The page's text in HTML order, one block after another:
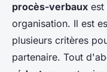
procès-verbaux est
organisation. Il est
plusieurs critères
partenaire. Tout